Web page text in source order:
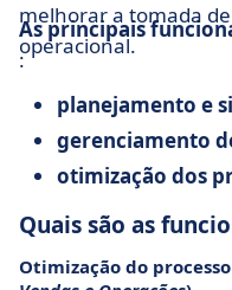
melhorar a tomada
operacional.
As principais
:
planejamento e
gerenciamento
otimização dos
Quais são as
Otimização do processo